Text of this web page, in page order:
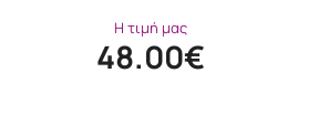
Η τιμή μας
48.00€